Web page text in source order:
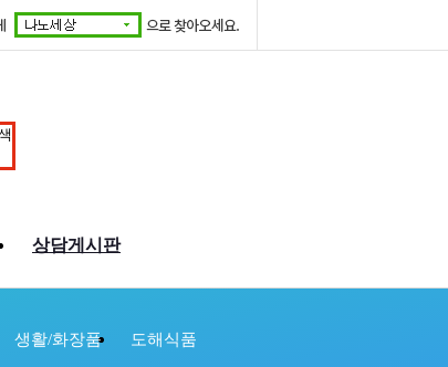
상담게시판
생활/화장품 도해식품